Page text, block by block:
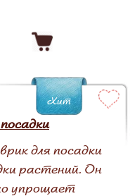
для посадки
растений. Он
упрощает
Хит